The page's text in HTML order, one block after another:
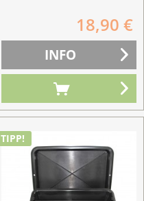
18,90 €
INFO
TIPP!